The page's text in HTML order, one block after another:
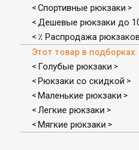
< Спортивные рюкзаки >
< Дешевые рюкзаки до
< ٪ Распродажа рюкзаков
Этот товар в подборках:
< Голубые рюкзаки >
< Рюкзаки со скидкой >
< Маленькие рюкзаки >
< Легкие рюкзаки >
< Мягкие рюкзаки >